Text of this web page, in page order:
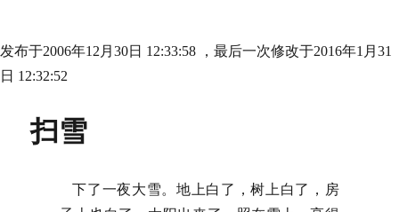
发布于2006年12月30日 12:33:58 ，最后一次修改于2016年1月31
日 12:32:52
扫雪
下了一夜大雪。地上白了，树上白了，房